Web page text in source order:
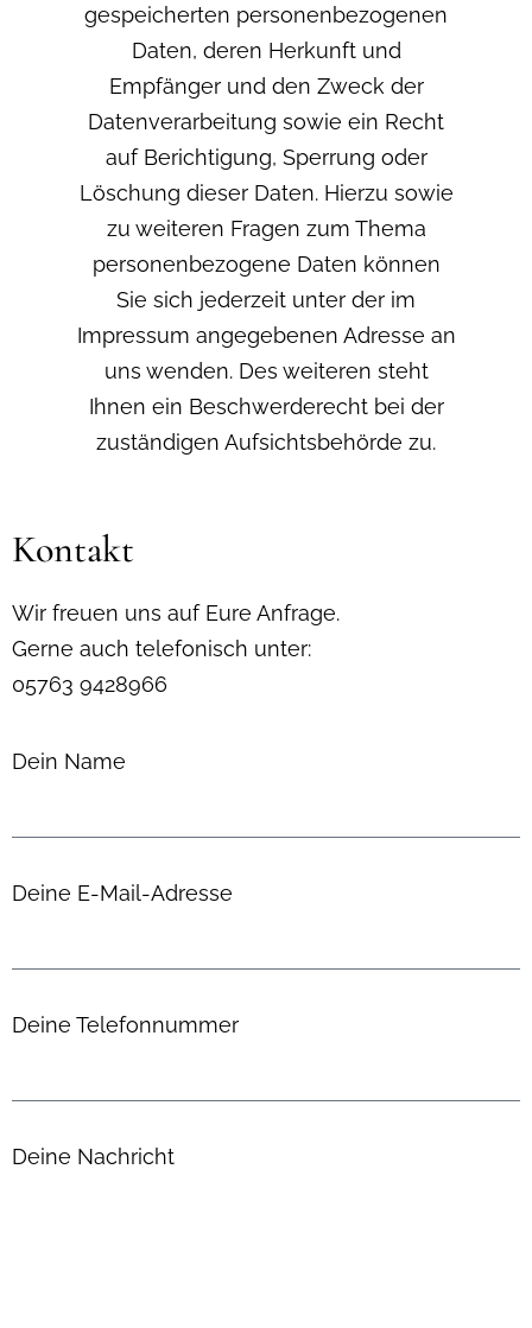
gespeicherten personenbezogenen
Daten, deren Herkunft und
Empfänger und den Zweck der
Datenverarbeitung sowie ein Recht
auf Berichtigung, Sperrung oder
Löschung dieser Daten. Hierzu sowie
zu weiteren Fragen zum Thema
personenbezogene Daten können
Sie sich jederzeit unter der im
Impressum angegebenen Adresse an
uns wenden. Des weiteren steht
Ihnen ein Beschwerderecht bei der
zuständigen Aufsichtsbehörde zu.
Kontakt
Wir freuen uns auf Eure Anfrage.
Gerne auch telefonisch unter:
05763 9428966
Dein Name
Deine E-Mail-Adresse
Deine Telefonnummer
Deine Nachricht